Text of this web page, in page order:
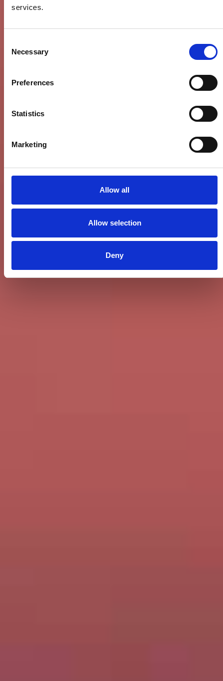
services.
Selection
Necessary
Preferences
Statistics
Marketing
Allow all
Allow selection
Deny